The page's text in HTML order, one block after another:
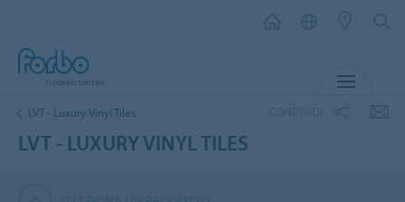
LVT - Luxury Vinyl Tiles
LVT - LUXURY VINYL TILES